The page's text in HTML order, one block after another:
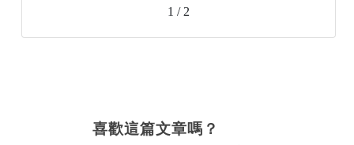
1 / 2
喜歡這篇文章嗎？